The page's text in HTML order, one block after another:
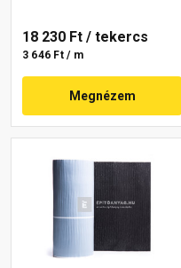
18 230 Ft / tekercs
3 646 Ft / m
Megnézem